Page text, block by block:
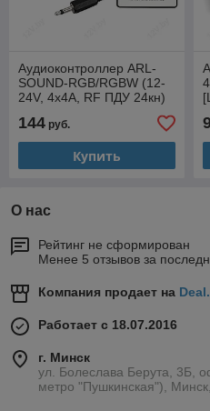
Аудиоконтроллер ARL-
SOUND-RGB/RGBW (12-
24V, 4x4A, RF ПДУ 24кн)
144 руб.
Купить
О нас
Рейтинг не сформирован
Менее 5 отзывов за
Компания продает на
Работает с 18.07.2016
г. Минск
ул. Болеслава Берута, 3Б,
метро "Пушкинская"),